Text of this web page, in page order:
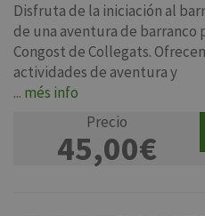
Disfruta de la iniciación al
de una aventura de barranco
Congost de Collegats.
actividades de aventura y
... més info
Precio
45,00€